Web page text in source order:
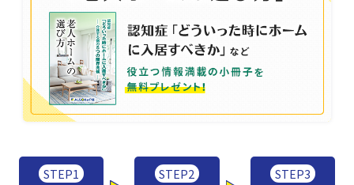
STEP1 STEP2 STEP3